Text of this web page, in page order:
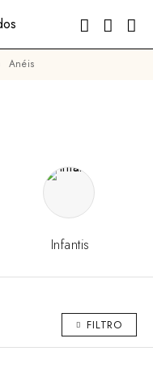
Anéis
Infantis
FILTRO